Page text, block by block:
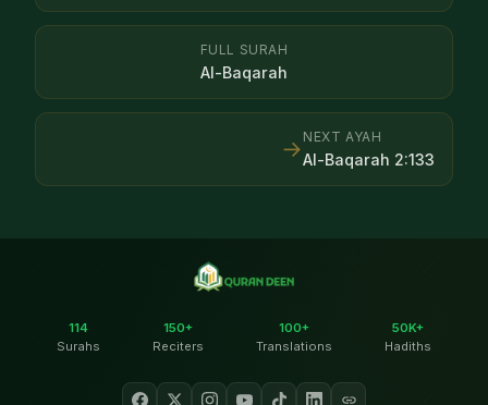
FULL SURAH
Al-Baqarah
NEXT AYAH
Al-Baqarah 2:133
→
114
Surahs
150+
Reciters
100+
Translations
50K+
Hadiths